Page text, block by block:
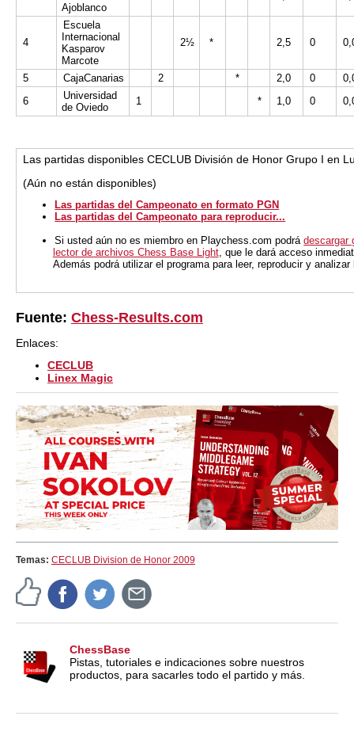
Ajoblanco
4
Escuela
Internacional
Kasparov
Marcote
2½ * 2,5 0
5 CajaCanarias 2 * 2,0 0
6
Universidad
de Oviedo
1 * 1,0 0
Las partidas disponibles CECLUB División de Honor Grupo I en
(Aún no están disponibles)
Las partidas del Campeonato en formato PGN
Las partidas del Campeonato para reproducir...
Si usted aún no es miembro en Playchess.com podrádescargar
lector de archivos Chess Base Light, que le dará acceso
Además podrá utilizar el programa para leer, reproducir y
Fuente: Chess-Results.com
Enlaces:
CECLUB
Linex Magic
Temas: CECLUB Division de Honor 2009
ChessBase
Pistas, tutoriales e indicaciones sobre nuestros
productos, para sacarles todo el partido y más.